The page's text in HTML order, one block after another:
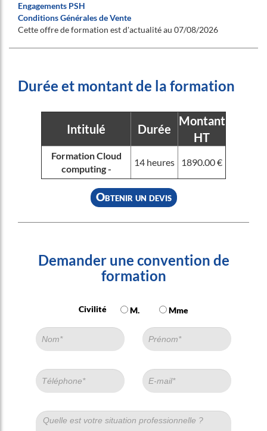
Engagements PSH
Conditions Générales de Vente
Cette offre de formation est d'actualité au 07/08/2026
Durée et montant de la formation
Intitulé Durée
Montant
HT
Formation Cloud
computing -
14 heures 1890.00 €
Obtenir un devis
Demander une convention de
formation
Civilité M. Mme